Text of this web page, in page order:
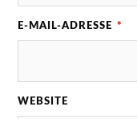
E-MAIL-ADRESSE *
WEBSITE